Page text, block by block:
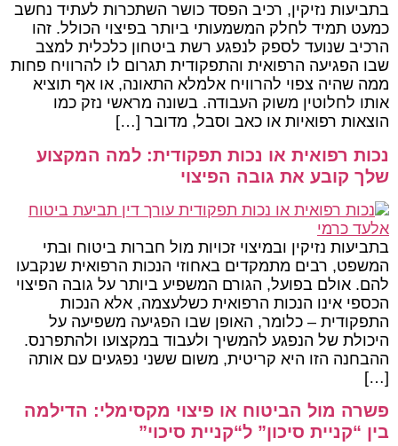
בתביעות נזיקין, רכיב הפסד כושר השתכרות לעתיד נחשב
כמעט תמיד לחלק המשמעותי ביותר בפיצוי הכולל. זהו
הרכיב שנועד לספק לנפגע רשת ביטחון כלכלית למצב
שבו הפגיעה הרפואית והתפקודית תגרום לו להרוויח פחות
ממה שהיה צפוי להרוויח אלמלא התאונה, או אף תוציא
אותו לחלוטין משוק העבודה. בשונה מראשי נזק כמו
הוצאות רפואיות או כאב וסבל, מדובר […]
נכות רפואית או נכות תפקודית: למה המקצוע
שלך קובע את גובה הפיצוי
בתביעות נזיקין ובמיצוי זכויות מול חברות ביטוח ובתי
המשפט, רבים מתמקדים באחוזי הנכות הרפואית שנקבעו
להם. אולם בפועל, הגורם המשפיע ביותר על גובה הפיצוי
הכספי אינו הנכות הרפואית כשלעצמה, אלא הנכות
התפקודית – כלומר, האופן שבו הפגיעה משפיעה על
היכולת של הנפגע להמשיך ולעבוד במקצועו ולהתפרנס.
ההבחנה הזו היא קריטית, משום ששני נפגעים עם אותה
[…]
פשרה מול הביטוח או פיצוי מקסימלי: הדילמה
בין “קניית סיכון” ל“קניית סיכוי”